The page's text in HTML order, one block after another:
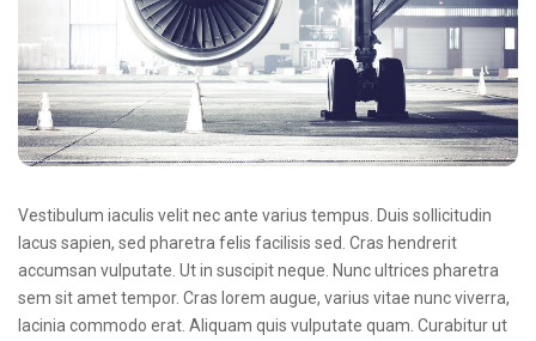
Vestibulum iaculis velit nec ante varius tempus. Duis sollicitudin
lacus sapien, sed pharetra felis facilisis sed. Cras hendrerit
accumsan vulputate. Ut in suscipit neque. Nunc ultrices pharetra
sem sit amet tempor. Cras lorem augue, varius vitae nunc viverra,
lacinia commodo erat. Aliquam quis vulputate quam. Curabitur ut